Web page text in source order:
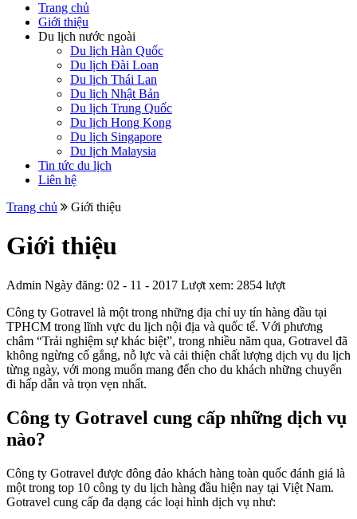
Trang chủ
Giới thiệu
Du lịch nước ngoài
Du lịch Hàn Quốc
Du lịch Đài Loan
Du lịch Thái Lan
Du lịch Nhật Bản
Du lịch Trung Quốc
Du lịch Hong Kong
Du lịch Singapore
Du lịch Malaysia
Tin tức du lịch
Liên hệ
Trang chủ
Giới thiệu
Giới thiệu
Admin Ngày đăng: 02 - 11 - 2017 Lượt xem: 2854 lượt
Công ty Gotravel là một trong những địa chỉ uy tín hàng đầu tại
TPHCM trong lĩnh vực du lịch nội địa và quốc tế. Với phương
châm “Trải nghiệm sự khác biệt”, trong nhiều năm qua, Gotravel đã
không ngừng cố gắng, nỗ lực và cải thiện chất lượng dịch vụ du lịch
từng ngày, với mong muốn mang đến cho du khách những chuyến
đi hấp dẫn và trọn vẹn nhất.
Công ty Gotravel cung cấp những dịch vụ
nào?
Công ty Gotravel được đông đảo khách hàng toàn quốc đánh giá là
một trong top 10 công ty du lịch hàng đầu hiện nay tại Việt Nam.
Gotravel cung cấp đa dạng các loại hình dịch vụ như: